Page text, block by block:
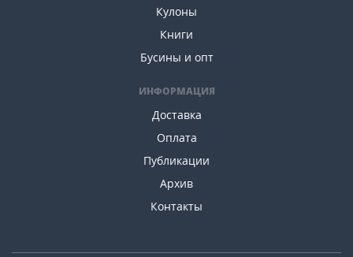
Кулоны
Книги
Бусины и опт
ИНФОРМАЦИЯ
Доставка
Оплата
Публикации
Архив
Контакты